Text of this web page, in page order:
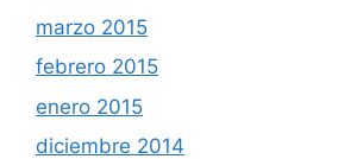
marzo 2015
febrero 2015
enero 2015
diciembre 2014